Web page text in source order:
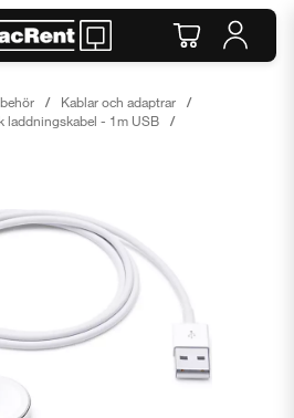
Kablar och adaptrar
laddningskabel - 1m USB